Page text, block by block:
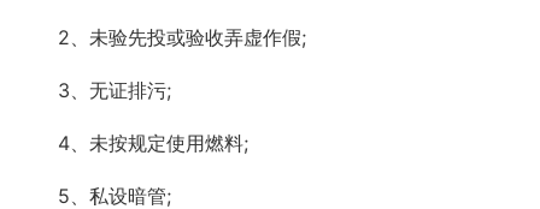
2、未验先投或验收弄虚作假;
3、无证排污;
4、未按规定使用燃料;
5、私设暗管;